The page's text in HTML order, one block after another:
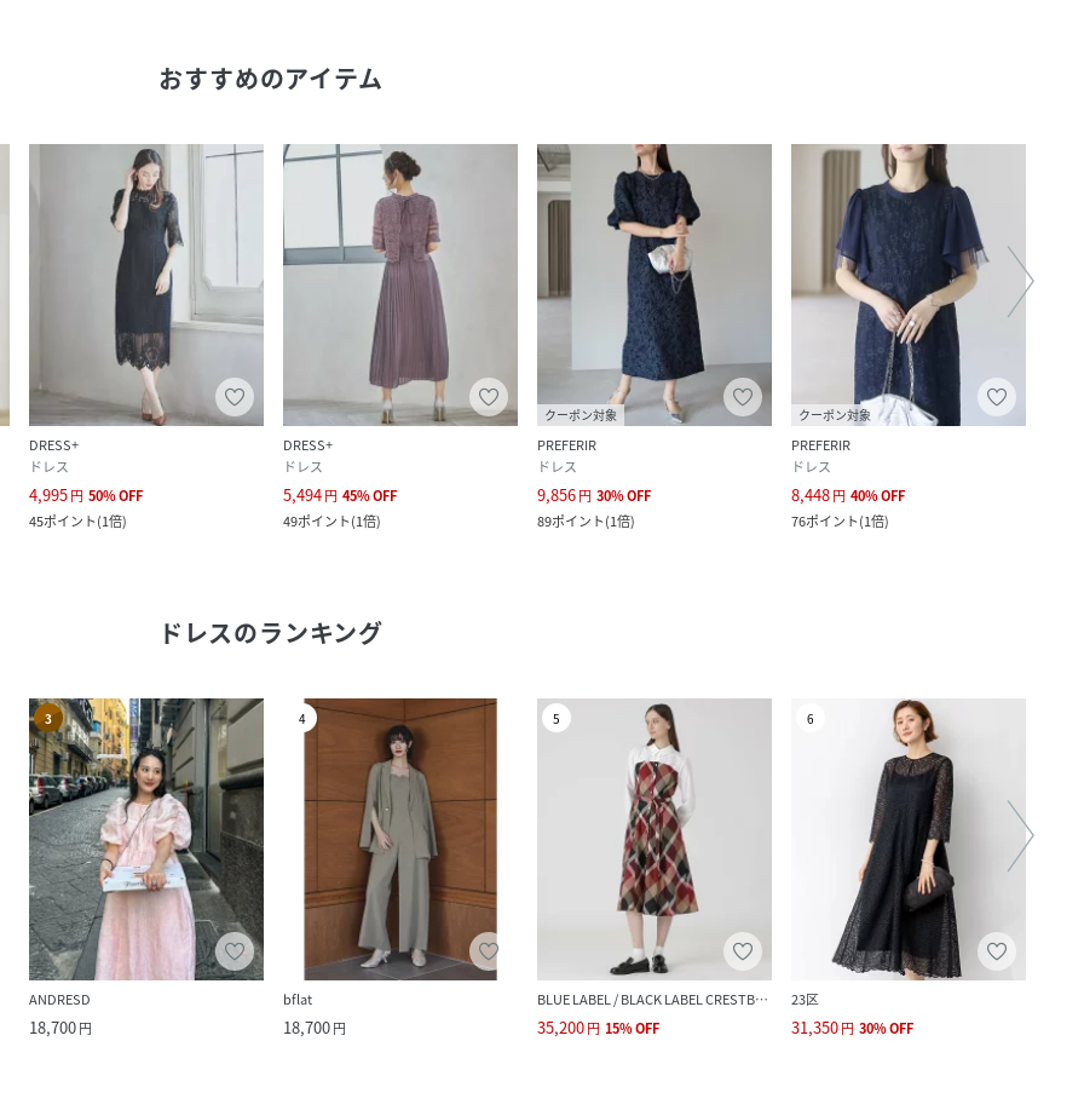
おすすめのアイテム
DRESS+
ドレス
4,995円 50%OFF
45ポイント(1倍)
DRESS+
ドレス
5,494円 45%OFF
49ポイント(1倍)
クーポン対象
PREFERIR
ドレス
9,856円 30%OFF
89ポイント(1倍)
クーポン対象
PREFERIR
ドレス
8,448円 40%OFF
76ポイント(1倍)
ドレスのランキング
3
ANDRESD
18,700円
4
bflat
18,700円
5
BLUE LABEL / BLACK LABEL CRESTBRIDGE
35,200円 15%OFF
6
23区
31,350円 30%OFF